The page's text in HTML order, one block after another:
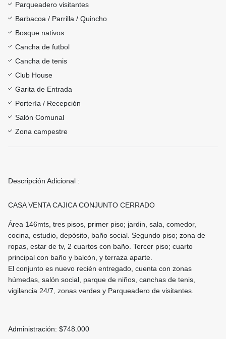
Parqueadero visitantes
Barbacoa / Parrilla / Quincho
Bosque nativos
Cancha de futbol
Cancha de tenis
Club House
Garita de Entrada
Portería / Recepción
Salón Comunal
Zona campestre
Descripción Adicional :
CASA VENTA CAJICA CONJUNTO CERRADO
Área 146mts, tres pisos, primer piso; jardin, sala, comedor,
cocina, estudio, depósito, baño social. Segundo piso; zona de
ropas, estar de tv, 2 cuartos con baño. Tercer piso; cuarto
principal con baño y balcón, y terraza aparte.
El conjunto es nuevo recién entregado, cuenta con zonas
húmedas, salón social, parque de niños, canchas de tenis,
vigilancia 24/7, zonas verdes y Parqueadero de visitantes.
Administración: $748.000